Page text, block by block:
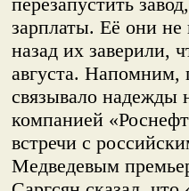
зарплаты. Её они
назад их заверили,
августа. Напомним,
связывало надежды
компанией
встречи с
Медведевым